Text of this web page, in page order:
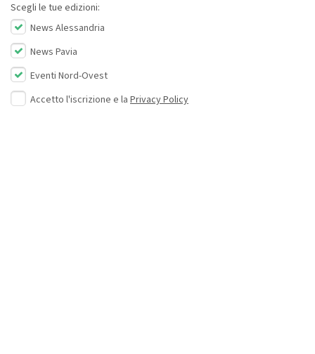
Scegli le tue edizioni:
News Alessandria
News Pavia
Eventi Nord-Ovest
Accetto l'iscrizione e la Privacy Policy